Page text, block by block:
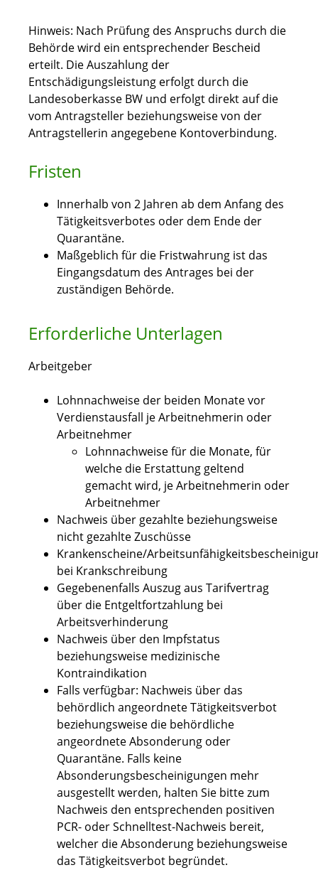
Hinweis: Nach Prüfung des Anspruchs durch die
Behörde wird ein entsprechender Bescheid
erteilt. Die Auszahlung der
Entschädigungsleistung erfolgt durch die
Landesoberkasse BW und erfolgt direkt auf die
vom Antragsteller beziehungsweise von der
Antragstellerin angegebene Kontoverbindung.
Fristen
Innerhalb von 2 Jahren ab dem Anfang des
Tätigkeitsverbotes oder dem Ende der
Quarantäne.
Maßgeblich für die Fristwahrung ist das
Eingangsdatum des Antrages bei der
zuständigen Behörde.
Erforderliche Unterlagen
Arbeitgeber
Lohnnachweise der beiden Monate vor
Verdienstausfall je Arbeitnehmerin oder
Arbeitnehmer
Lohnnachweise für die Monate, für
welche die Erstattung geltend
gemacht wird, je Arbeitnehmerin oder
Arbeitnehmer
Nachweis über gezahlte beziehungsweise
nicht gezahlte Zuschüsse
Krankenscheine/
bei Krankschreibung
Gegebenenfalls Auszug aus Tarifvertrag
über die Entgeltfortzahlung bei
Arbeitsverhinderung
Nachweis über den Impfstatus
beziehungsweise medizinische
Kontraindikation
Falls verfügbar: Nachweis über das
behördlich angeordnete Tätigkeitsverbot
beziehungsweise die behördliche
angeordnete Absonderung oder
Quarantäne. Falls keine
Absonderungsbescheinigungen mehr
ausgestellt werden, halten Sie bitte zum
Nachweis den entsprechenden positiven
PCR- oder Schnelltest-Nachweis bereit,
welcher die Absonderung beziehungsweise
das Tätigkeitsverbot begründet.